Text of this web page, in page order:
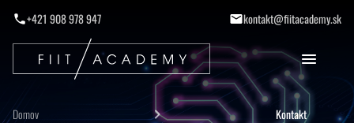
+421 908 978 947 kontakt@fiitacademy.sk
Domov Kontakt